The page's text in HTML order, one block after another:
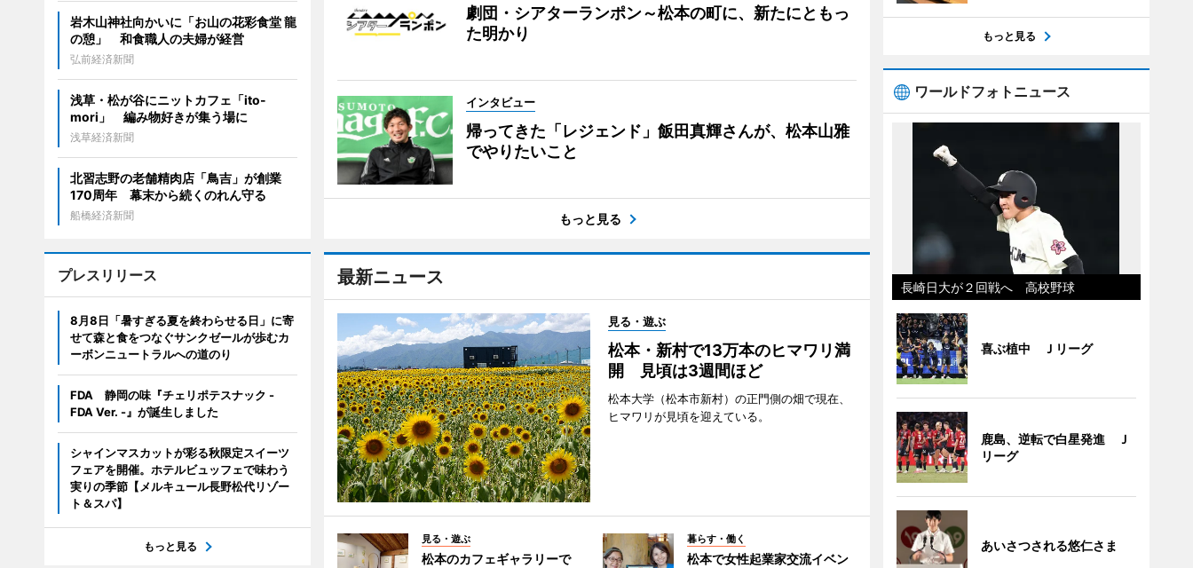
劇団・シアターランポン～松本の町に、新たにともっ
た明かり
インタビュー
帰ってきた「レジェンド」飯田真輝さんが、松本山雅
でやりたいこと
もっと見る
最新ニュース
見る・遊ぶ
松本・新村で13万本のヒマワリ満
開 見頃は3週間ほど
松本大学（松本市新村）の正門側の畑で現在、
ヒマワリが見頃を迎えている。
見る・遊ぶ
松本のカフェギャラリーで
暮らす・働く
松本で女性起業家交流イベン
岩木山神社向かいに「お山の花彩食堂 龍
の憩」 和食職人の夫婦が経営
弘前経済新聞
浅草・松が谷にニットカフェ「ito-
mori」 編み物好きが集う場に
浅草経済新聞
北習志野の老舗精肉店「鳥吉」が創業
170周年 幕末から続くのれん守る
船橋経済新聞
プレスリリース
8月8日「暑すぎる夏を終わらせる日」に寄
せて森と食をつなぐサンクゼールが歩むカ
ーボンニュートラルへの道のり
FDA 静岡の味『チェリポテスナック -
FDA Ver. -』が誕生しました
シャインマスカットが彩る秋限定スイーツ
フェアを開催。ホテルビュッフェで味わう
実りの季節【メルキュール長野松代リゾー
ト＆スパ】
もっと見る
もっと見る
ワールドフォトニュース
長崎日大が２回戦へ 高校野球
喜ぶ植中 Ｊリーグ
鹿島、逆転で白星発進 Ｊ
リーグ
あいさつされる悠仁さま